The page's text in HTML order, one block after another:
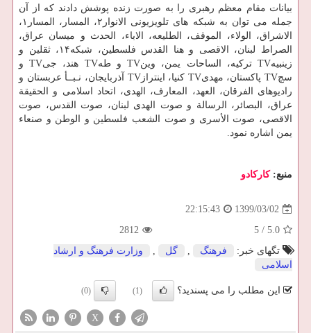
بیانات مقام معظم رهبری را به صورت زنده پوشش دادند که از آن
جمله می توان به شبکه های تلویزیونی الانوار۲، المسار، المسار۱،
الاشراق، الولاء، الموقف، الطلیعه، الاباء، الحدث و میسان عراق،
الصراط لبنان، الاقصی و هنا القدس فلسطین، شبکه۱۴، ثقلین و
زینبیهTV ترکیه، الساحات یمن، وینTV و طهTV هند، جیTV و
سچTV پاکستان، مهدیTV کنیا، اینترازTV آذربایجان، نـبــأ عربستان و
رادیوهای الفرقان، العهد، المعارف، الهدی، اتحاد اسلامی و الحقیقة
عراق، البصائر، الرسالة و صوت الهدی لبنان، صوت القدس، صوت
الاقصی، صوت الأسری و صوت الشعب فلسطین و الوطن و صنعاء
یمن اشاره نمود.
منبع:كاركادو
1399/03/02
22:15:43
5.0
/
5
2812
تگهای خبر:
فرهنگ , گل ,
وزارت فرهنگ و ارشاد
اسلامی
این مطلب را می پسندید؟ (1)
(0)
X